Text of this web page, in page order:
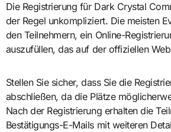
Die Registrierung für Dark Crystal
der Regel unkompliziert. Die meisten
den Teilnehmern, ein Online-
auszufüllen, das auf der offiziellen
Stellen Sie sicher, dass Sie die
abschließen, da die Plätze
Nach der Registrierung erhalten die
Bestätigungs-E-Mails mit weiteren